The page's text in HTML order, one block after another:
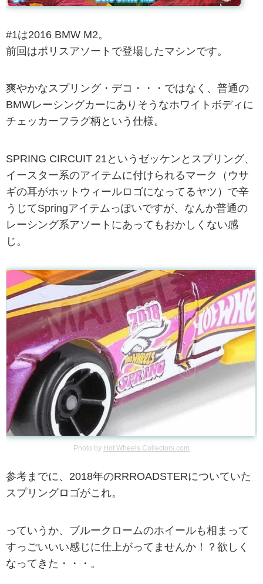
#1は2016 BMW M2。
前回はポリスアソートで登場したマシンです。
爽やかなスプリング・デコ・・・ではなく、普通の
BMWレーシングカーにありそうなホワイトボディに
チェッカーフラグ柄という仕様。
SPRING CIRCUIT 21というゼッケンとスプリング、
イースター系のアイテムに付けられるマーク（ウサ
ギの耳がホットウィールロゴになってるヤツ）で辛
うじてSpringアイテムっぽいですが、なんか普通の
レーシング系アソートにあってもおかしくない感
じ。
Photo by Hot Wheels Collectors.com
参考までに、2018年のRRROADSTERについていた
スプリングロゴがこれ。
っていうか、ブルークロームのホイールも相まって
すっごいいい感じに仕上がってませんか！？欲しく
なってきた・・・。